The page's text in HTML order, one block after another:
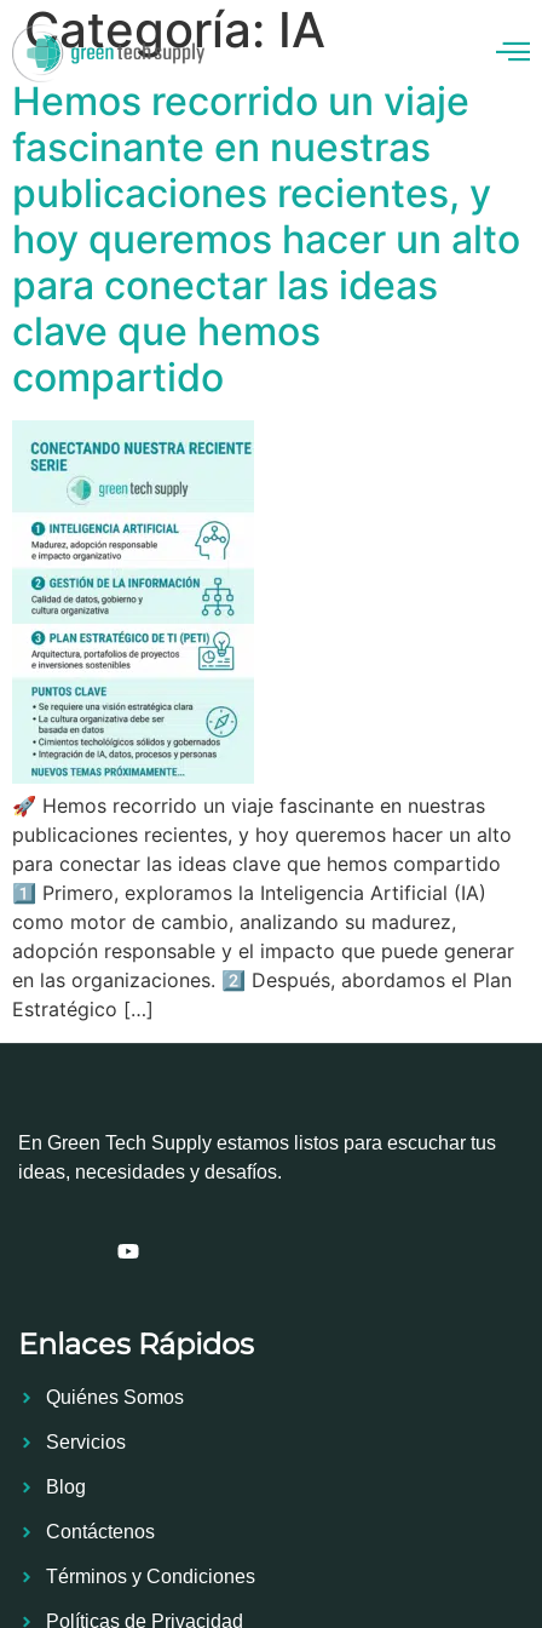
Categoría: IA
Hemos recorrido un viaje
fascinante en nuestras
publicaciones recientes, y
hoy queremos hacer un alto
para conectar las ideas
clave que hemos
compartido
🚀 Hemos recorrido un viaje fascinante en nuestras
publicaciones recientes, y hoy queremos hacer un alto
para conectar las ideas clave que hemos compartido
1️⃣ Primero, exploramos la Inteligencia Artificial (IA)
como motor de cambio, analizando su madurez,
adopción responsable y el impacto que puede generar
en las organizaciones. 2️⃣ Después, abordamos el Plan
Estratégico […]
En Green Tech Supply estamos listos para escuchar tus
ideas, necesidades y desafíos.
Enlaces Rápidos
Quiénes Somos
Servicios
Blog
Contáctenos
Términos y Condiciones
Políticas de Privacidad